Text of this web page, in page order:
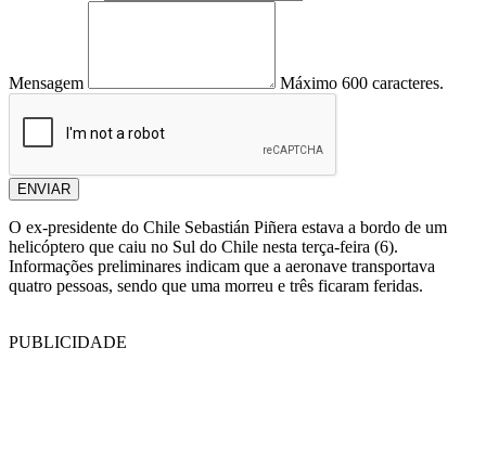
Mensagem Máximo 600 caracteres.
ENVIAR
O ex-presidente do Chile Sebastián Piñera estava a bordo de um
helicóptero que caiu no Sul do Chile nesta terça-feira (6).
Informações preliminares indicam que a aeronave transportava
quatro pessoas, sendo que uma morreu e três ficaram feridas.
PUBLICIDADE